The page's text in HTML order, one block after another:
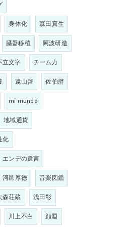
身体化
森田真生
臓器移植
阿波研造
立文字
チーム力
遠山啓
佐伯胖
mi mundo
地域通貨
化
エンデの遺言
河邑厚徳
音楽図鑑
森荘蔵
浅田彰
川上不白
顔淵